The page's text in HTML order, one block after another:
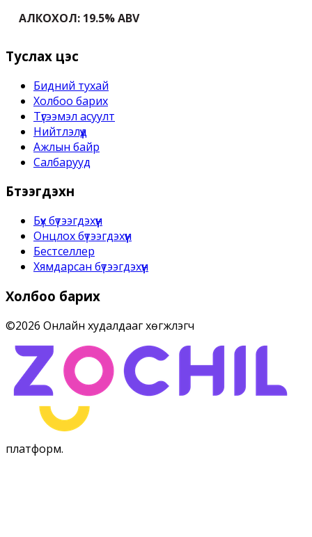
АЛКОХОЛ: 19.5% ABV
Туслах цэс
Бидний тухай
Холбоо барих
Түгээмэл асуулт
Нийтлэлүүд
Ажлын байр
Салбарууд
Бүтээгдэхүүн
Бүх бүтээгдэхүүн
Онцлох бүтээгдэхүүн
Бестселлер
Хямдарсан бүтээгдэхүүн
Холбоо барих
©2026 Онлайн худалдааг хөгжүүлэгч
платформ.